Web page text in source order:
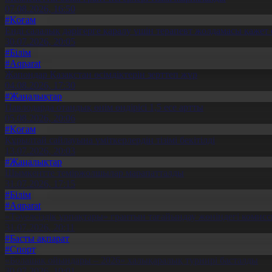
07.08.2026, 16:50
#Қоғам
Енді салалық дәрігерге қаралу үшін терапевт жолдамасы қажет
30.07.2026, 20:05
#Білім
#Aqparat
Жапондар Қазақстан өсімдіктерін зерттеп жүр
04.08.2026, 17:30
#Жаңалықтар
Павлодарда отандық өнім өндірісі 1,5 есе артты
05.08.2026, 20:06
#Қоғам
Құрылтай сайлауына үміткерлердің тізімі бекітілді
13.07.2026, 20:03
#Жаңалықтар
Шымкентте теміржолшылар марапатталды
31.07.2026, 17:15
#Білім
#Aqparat
«Тәуелсіздік ұрпақтары» грантын тағайындау жөніндегі
31.07.2026, 20:11
#Басты ақпарат
#Спорт
«Болашақ ойындары – 2026» халықаралық турнирі басталды